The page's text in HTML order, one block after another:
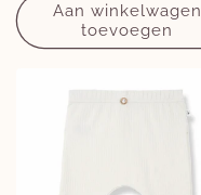
Aan winkelwagen
toevoegen